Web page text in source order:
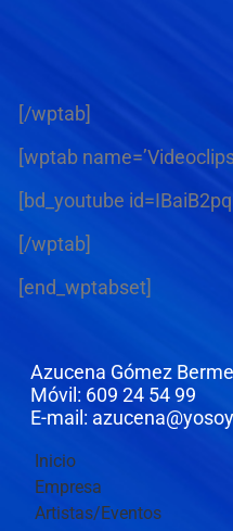
[/wptab]
[wptab
[bd_youtube
[/wptab]
[end_wptabset]
Azucena Gómez
Móvil: 609 24 54 99
E-mail:
Inicio
Empresa
Artistas/Eventos